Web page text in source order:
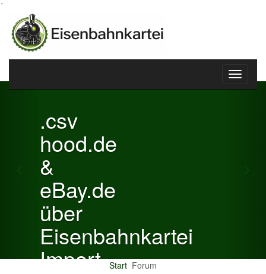
´
Toggle
.csv
hood.de
eBay.de
über
Eisenbahnkartei
Import
Previous
Start Forum